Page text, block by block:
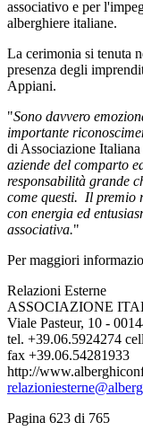
associativo e per
alberghiere italiane.
La cerimonia si tenuta
presenza degli
Appiani.
"Sono davvero
importante
di Associazione
aziende del comparto
responsabilità grande
come questi. Il premio
con energia ed
associativa."
Per maggiori
Relazioni Esterne
ASSOCIAZIONE
Viale Pasteur, 10 -
tel. +39.06.5924274
fax +39.06.54281933
http://
Pagina 623 di 765